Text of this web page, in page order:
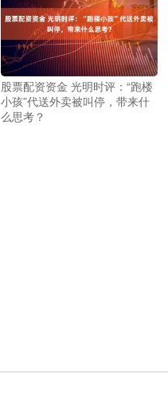
股票配资资金 光明时评：“跑楼
小孩”代送外卖被叫停，带来什
么思考？